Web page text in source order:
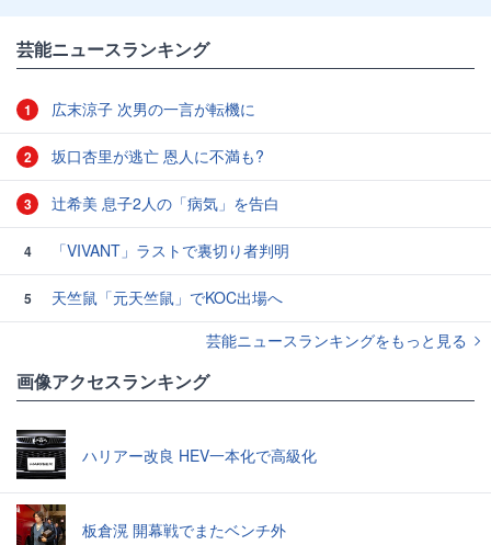
芸能ニュースランキング
1 広末涼子 次男の一言が転機に
2 坂口杏里が逃亡 恩人に不満も?
3 辻希美 息子2人の「病気」を告白
4 「VIVANT」ラストで裏切り者判明
5
天竺鼠「元天竺鼠」でKOC出場へ
芸能ニュースランキングをもっと見る
画像アクセスランキング
ハリアー改良 HEV一本化で高級化
板倉滉 開幕戦でまたベンチ外